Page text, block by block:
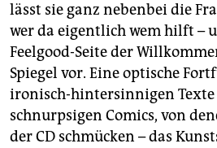
lässt sie ganz nebenbei die
wer da eigentlich wem hilft –
Feelgood-Seite der
Spiegel vor. Eine optische
ironisch-hintersinnigen
schnurpsigen Comics, von
der CD schmücken – das